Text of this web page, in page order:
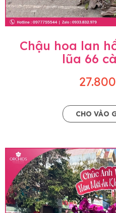
Chậu hoa lan
lũa 66
CHO VÀO